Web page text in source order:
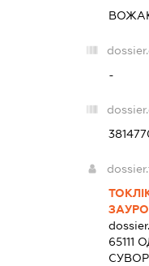
-
65111